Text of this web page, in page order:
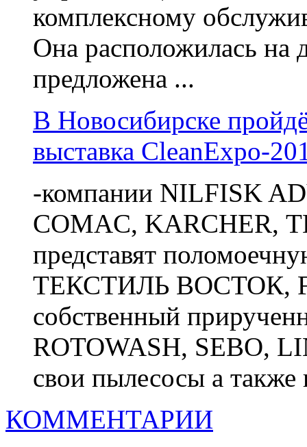
комплексному
Она расположилась на
предложена ...
В Новосибирске
выставка CleanExpo-
-компании NILFISK
COMAC, KARCHER,
представят
ТЕКСТИЛЬ ВОСТОК,
собственный
ROTOWASH, SEBO,
свои пылесосы а также
КОММЕНТАРИИ